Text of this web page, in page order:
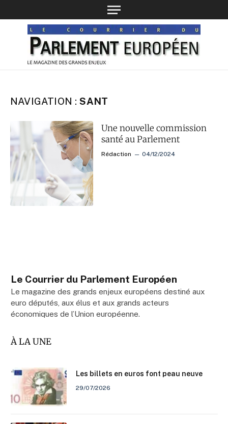
NAVIGATION :SANT
Une nouvelle commission
santé au Parlement
Rédaction 04/12/2024
Le Courrier du Parlement Européen
Le magazine des grands enjeux européens destiné aux
euro députés, aux élus et aux grands acteurs
économiques de l’Union européenne.
À LA UNE
Les billets en euros font peau neuve
29/07/2026